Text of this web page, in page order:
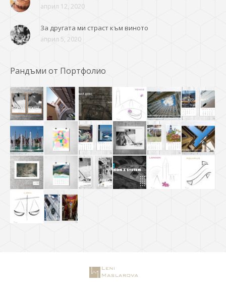
април 12, 2020
За другата ми страст към виното
април 5, 2020
Рандъми от Портфолио